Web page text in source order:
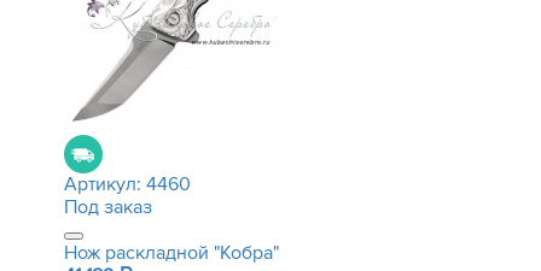
Артикул: 4460
Под заказ
Нож раскладной "Кобра"